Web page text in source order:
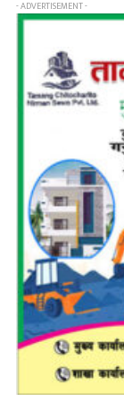
- ADVERTISEMENT -